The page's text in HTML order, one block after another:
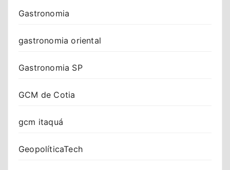
Gastronomia
gastronomia oriental
Gastronomia SP
GCM de Cotia
gcm itaquá
GeopolíticaTech